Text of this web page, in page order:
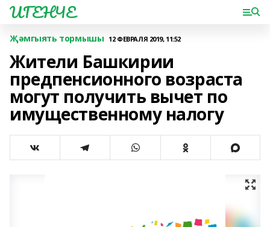
ИГЕНЧЕ
Җәмгыять тормышы 12 ФЕВРАЛЯ 2019, 11:52
Жители Башкирии
предпенсионного возраста
могут получить вычет по
имущественному налогу